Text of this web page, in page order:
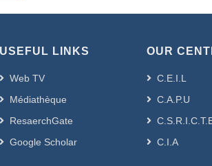
USEFUL LINKS
Web TV
Médiathèque
ResaerchGate
Google Scholar
OUR
C.E.I.L
C.A.P.U
C.I.A